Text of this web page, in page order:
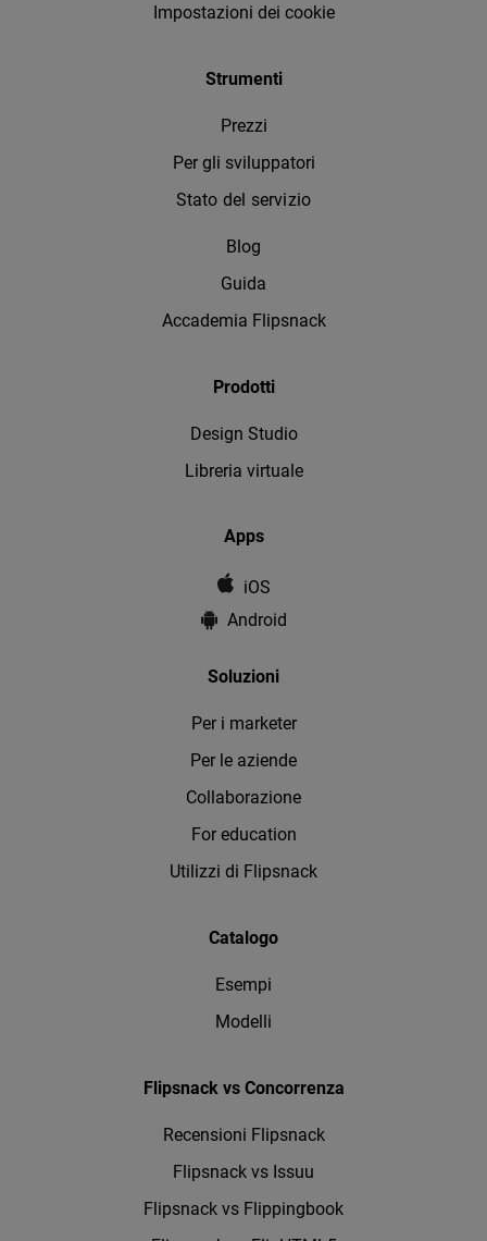
Impostazioni dei cookie
Strumenti
Prezzi
Per gli sviluppatori
Stato del servizio
Blog
Guida
Accademia Flipsnack
Prodotti
Design Studio
Libreria virtuale
Apps
iOS
Android
Soluzioni
Per i marketer
Per le aziende
Collaborazione
For education
Utilizzi di Flipsnack
Catalogo
Esempi
Modelli
Flipsnack vs Concorrenza
Recensioni Flipsnack
Flipsnack vs Issuu
Flipsnack vs Flippingbook